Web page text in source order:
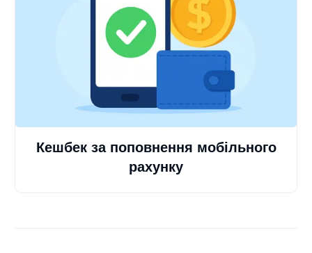
Кешбек за поповнення мобільного
рахунку